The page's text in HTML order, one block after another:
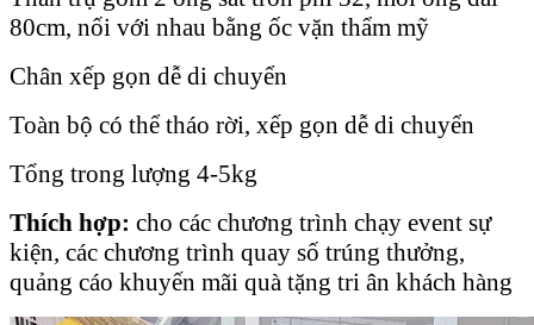
80cm, nối với nhau bằng ốc vặn thẩm mỹ
Chân xếp gọn dễ di chuyển
Toàn bộ có thể tháo rời, xếp gọn dễ di chuyển
Tổng trong lượng 4-5kg
Thích hợp: cho các chương trình chạy event sự
kiện, các chương trình quay số trúng thưởng,
quảng cáo khuyến mãi quà tặng tri ân khách hàng